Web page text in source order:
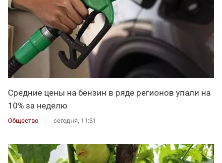
Средние цены на бензин в ряде регионов упали на
10% за неделю
Общество сегодня, 11:31